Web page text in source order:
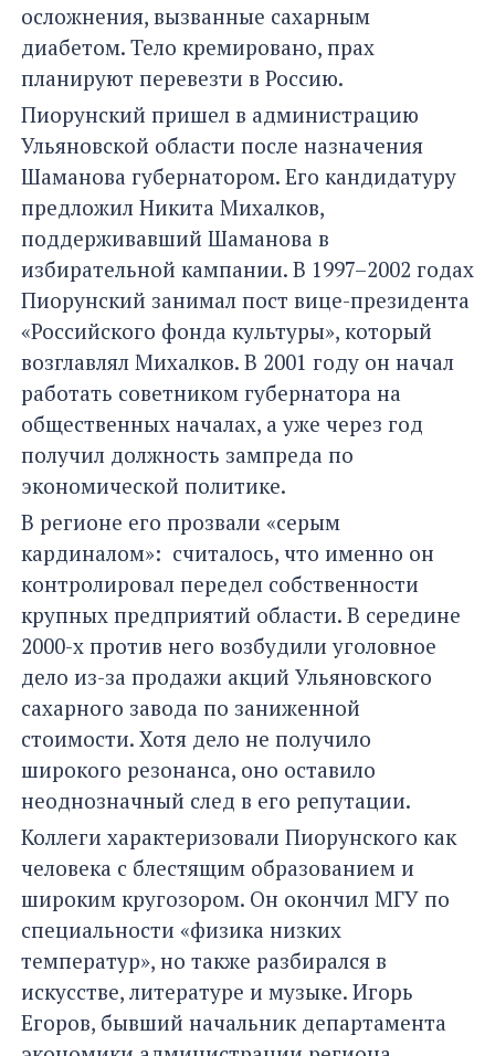
осложнения, вызванные сахарным
диабетом. Тело кремировано, прах
планируют перевезти в Россию.
Пиорунский пришел в администрацию
Ульяновской области после назначения
Шаманова губернатором. Его кандидатуру
предложил Никита Михалков,
поддерживавший Шаманова в
избирательной кампании. В 1997–2002 годах
Пиорунский занимал пост вице-президента
«Российского фонда культуры», который
возглавлял Михалков. В 2001 году он начал
работать советником губернатора на
общественных началах, а уже через год
получил должность зампреда по
экономической политике.
В регионе его прозвали «серым
кардиналом»: считалось, что именно он
контролировал передел собственности
крупных предприятий области. В середине
2000-х против него возбудили уголовное
дело из-за продажи акций Ульяновского
сахарного завода по заниженной
стоимости. Хотя дело не получило
широкого резонанса, оно оставило
неоднозначный след в его репутации.
Коллеги характеризовали Пиорунского как
человека с блестящим образованием и
широким кругозором. Он окончил МГУ по
специальности «физика низких
температур», но также разбирался в
искусстве, литературе и музыке. Игорь
Егоров, бывший начальник департамента